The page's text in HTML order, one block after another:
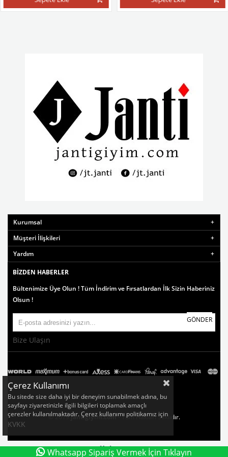
Kurumsal
Müşteri İlişkileri
Yardım
BIZDEN HABERLER
Bültenimize Üye Olun ! Tüm İndirim ve Fırsatlardan İlk Sizin Haberiniz
Olsun !
GÖNDER
Bize Ulaşın
© 2019jantigiyim.com- Tüm Hakları Saklıdır.
Whatsapp Sipariş Vermek İçin Tıklayın
Çerez Kullanımı
Bu sitede size daha iyi bir deneyim sunabilmek adına, bu
sayfayı ziyaretinizle ilgili bilgileri toplamak amaçlı
çerezler kullanılmaktadır. Çerez kullanımı politikamız için
KVKK